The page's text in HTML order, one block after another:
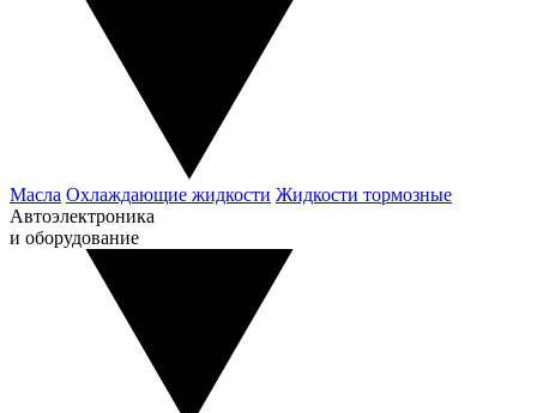
Масла Охлаждающие жидкости Жидкости тормозные
Автоэлектроника
и оборудование